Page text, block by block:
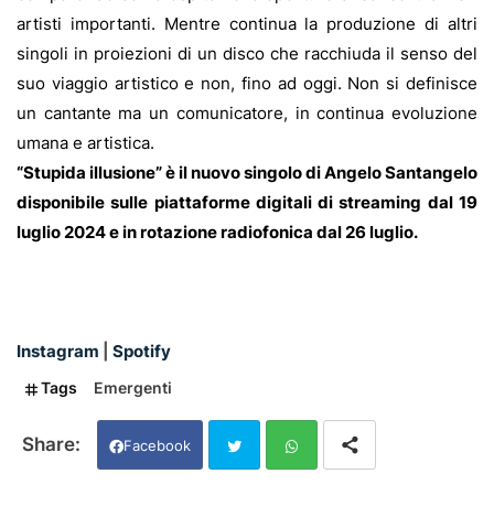
artisti importanti. Mentre continua la produzione di altri
singoli in proiezioni di un disco che racchiuda il senso del
suo viaggio artistico e non, fino ad oggi. Non si definisce
un cantante ma un comunicatore, in continua evoluzione
umana e artistica.
“Stupida illusione” è il nuovo singolo di Angelo Santangelo
disponibile sulle piattaforme digitali di streaming dal 19
luglio 2024 e in rotazione radiofonica dal 26 luglio.
Instagram Spotify
Tags Emergenti
Facebook